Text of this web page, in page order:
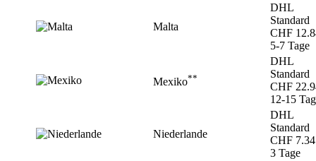
Malta
DHL
Standard
CHF
5-7 Tage
Mexiko**
DHL
Standard
CHF
12-15
Niederlande
DHL
Standard
CHF 7.34
3 Tage